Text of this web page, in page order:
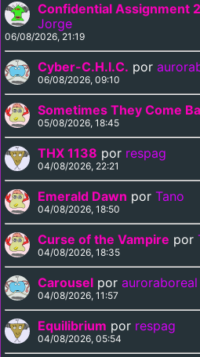
Confidential Assignment
Jorge
06/08/2026, 21:19
Cyber-C.H.I.C. por
06/08/2026, 09:10
Sometimes They Come
05/08/2026, 18:45
THX 1138 por respag
04/08/2026, 22:21
Emerald Dawn por Tano
04/08/2026, 18:50
Curse of the Vampire por
04/08/2026, 18:35
Carousel por auroraboreal
04/08/2026, 11:57
Equilibrium por respag
04/08/2026, 05:54